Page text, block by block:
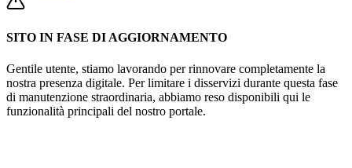
SITO IN FASE DI AGGIORNAMENTO
Gentile utente, stiamo lavorando per rinnovare completamente la
nostra presenza digitale. Per limitare i disservizi durante questa fase
di manutenzione straordinaria, abbiamo reso disponibili qui le
funzionalità principali del nostro portale.